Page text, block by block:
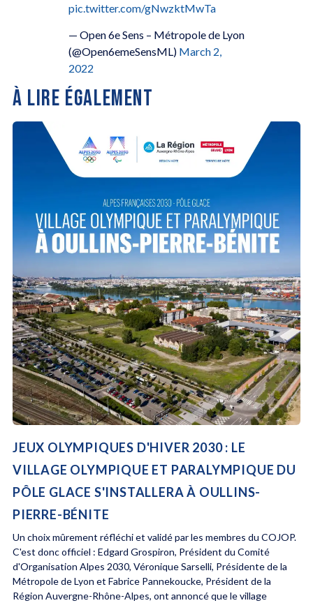
pic.twitter.com/gNwzktMwTa
— Open 6e Sens – Métropole de Lyon
(@Open6emeSensML) March 2,
2022
À LIRE ÉGALEMENT
JEUX OLYMPIQUES D'HIVER 2030 : LE
VILLAGE OLYMPIQUE ET PARALYMPIQUE DU
PÔLE GLACE S'INSTALLERA À OULLINS-
PIERRE-BÉNITE
Un choix mûrement réfléchi et validé par les membres du COJOP.
C'est donc officiel : Edgard Grospiron, Président du Comité
d'Organisation Alpes 2030, Véronique Sarselli, Présidente de la
Métropole de Lyon et Fabrice Pannekoucke, Président de la
Région Auvergne-Rhône-Alpes, ont annoncé que le village